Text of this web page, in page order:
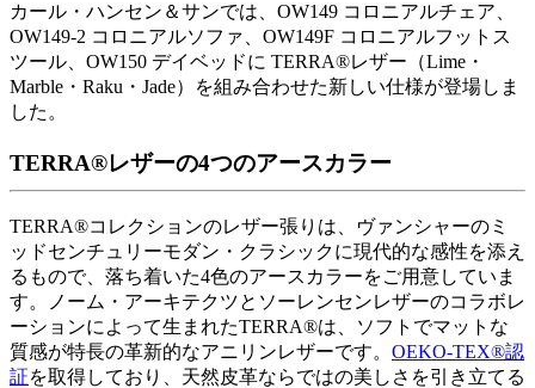
カール・ハンセン＆サンでは、OW149 コロニアルチェア、
OW149-2 コロニアルソファ、OW149F コロニアルフットス
ツール、OW150 デイベッドに TERRA®レザー（Lime・
Marble・Raku・Jade）を組み合わせた新しい仕様が登場しま
した。
TERRA®レザーの4つのアースカラー
TERRA®コレクションのレザー張りは、ヴァンシャーのミ
ッドセンチュリーモダン・クラシックに現代的な感性を添え
るもので、落ち着いた4色のアースカラーをご用意していま
す。ノーム・アーキテクツとソーレンセンレザーのコラボレ
ーションによって生まれたTERRA®は、ソフトでマットな
質感が特長の革新的なアニリンレザーです。 OEKO-TEX®認
証を取得しており、天然皮革ならではの美しさを引き立てる